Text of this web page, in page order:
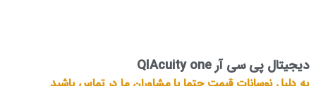
دیجیتال پی سی آر QIAcuity one